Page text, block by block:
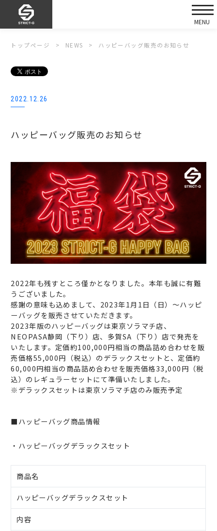
トップページ NEWS ハッピーバッグ販売のお知らせ
2022.12.26
ハッピーバッグ販売のお知らせ
2022年も残すところ僅かとなりました。本年も誠に有難
うございました。
感謝の意味も込めまして、2023年1月1日（日）〜ハッピ
ーバッグを販売させていただきます。
2023年版のハッピーバッグは東京ソラマチ店、
NEOPASA静岡（下り）店、多賀SA（下り）店で発売を
いたします。定価約100,000円相当の商品詰め合わせを販
売価格55,000円（税込）のデラックスセットと、定価約
60,000円相当の商品詰め合わせを販売価格33,000円（税
込）のレギュラーセットにて準備いたしました。
※デラックスセットは東京ソラマチ店のみ販売予定
■ハッピーバッグ商品情報
・ハッピーバッグデラックスセット
商品名
ハッピーバッグデラックスセット
内容